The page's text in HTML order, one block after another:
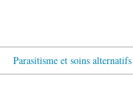
Parasitisme et soins alternatifs